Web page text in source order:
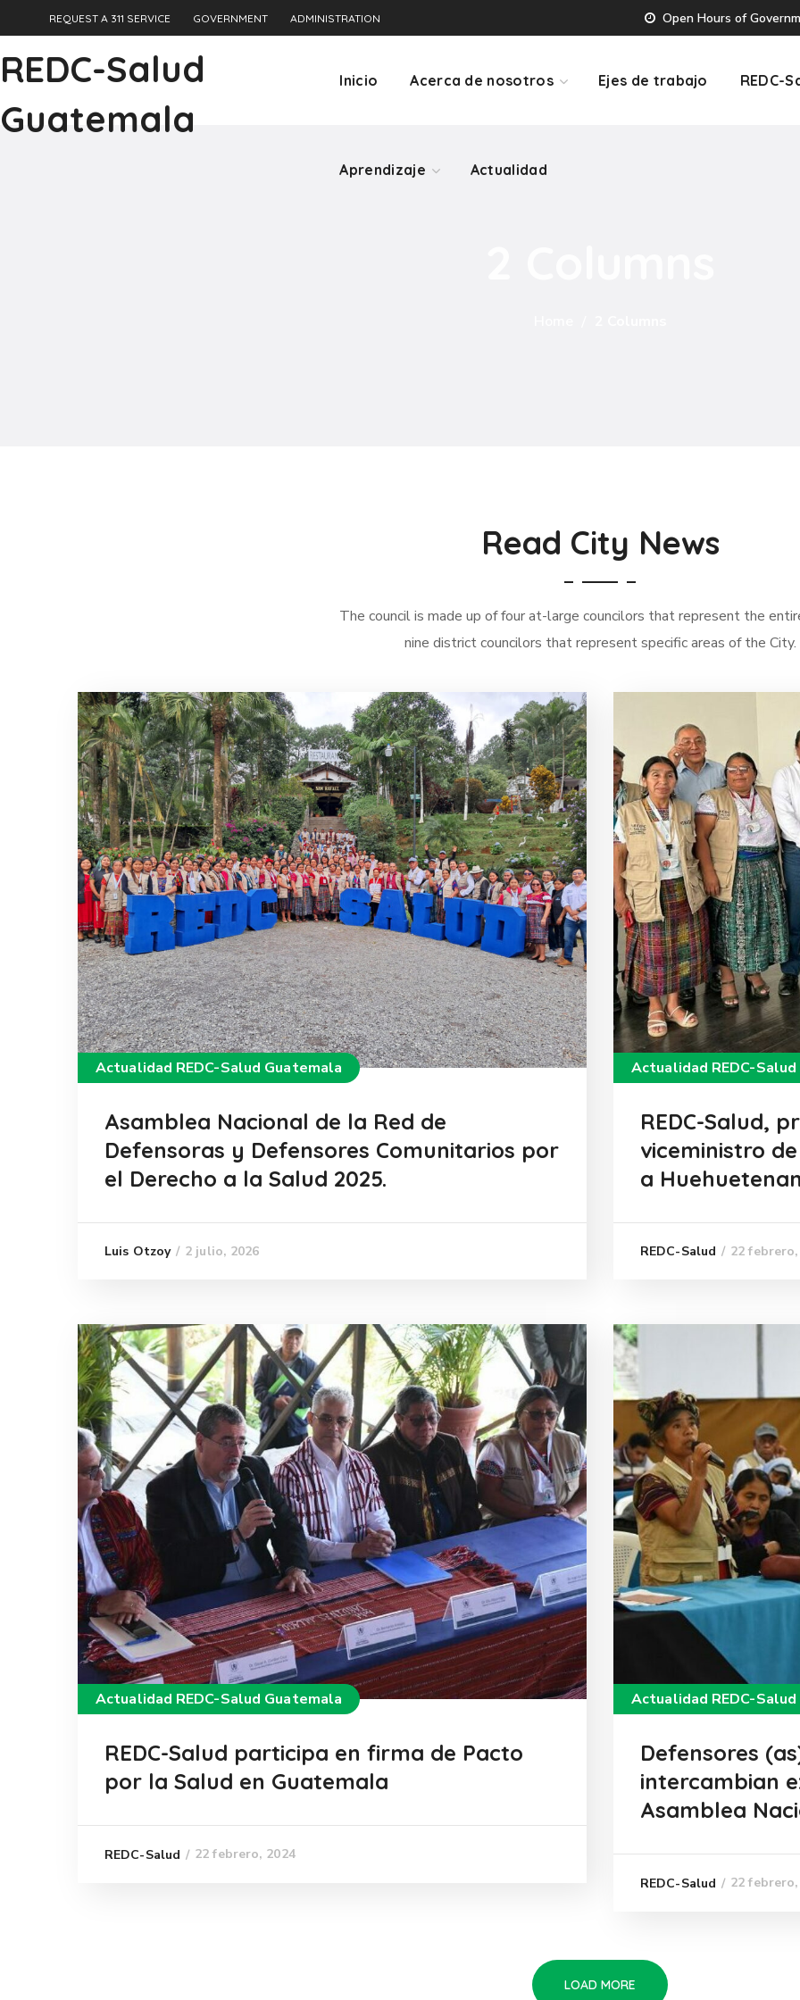
REQUEST A 311 SERVICE GOVERNMENT ADMINISTRATION Open Hours of
REDC-Salud
Guatemala
Inicio Acerca de nosotros Ejes de trabajo REDC-
Aprendizaje Actualidad
Read City News
The council is made up of four at-large councilors that represent the
nine district councilors that represent specific areas of the City.
Actualidad REDC-Salud Guatemala
Asamblea Nacional de la Red de
Defensoras y Defensores Comunitarios por
el Derecho a la Salud 2025.
Luis Otzoy 2 julio, 2026
Actualidad REDC-
REDC-Salud,
viceministro
a
REDC-Salud 22
Actualidad REDC-Salud Guatemala
REDC-Salud participa en firma de Pacto
por la Salud en Guatemala
REDC-Salud 22 febrero, 2024
Actualidad REDC-
Defensores
intercambian
Asamblea
REDC-Salud 22
LOAD MORE